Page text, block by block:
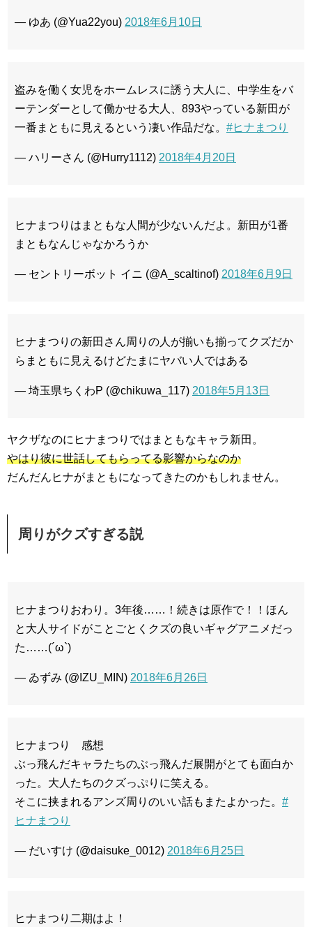
— ゆあ (@Yua22you) 2018年6月10日
盗みを働く女児をホームレスに誘う大人に、中学生をバ
ーテンダーとして働かせる大人、893やっている新田が
一番まともに見えるという凄い作品だな。 #ヒナまつり
— ハリーさん (@Hurry1112) 2018年4月20日
ヒナまつりはまともな人間が少ないんだよ。新田が1番
まともなんじゃなかろうか
— セントリーボット イニ (@A_scaltinof) 2018年6月9日
ヒナまつりの新田さん周りの人が揃いも揃ってクズだか
らまともに見えるけどたまにヤバい人ではある
— 埼玉県ちくわP (@chikuwa_117) 2018年5月13日
ヤクザなのにヒナまつりではまともなキャラ新田。
やはり彼に世話してもらってる影響からなのか
だんだんヒナがまともになってきたのかもしれません。
周りがクズすぎる説
ヒナまつりおわり。3年後……！続きは原作で！！ほん
と大人サイドがことごとくクズの良いギャグアニメだっ
た……(´ω`)
— ゐずみ (@IZU_MIN) 2018年6月26日
ヒナまつり 感想
ぶっ飛んだキャラたちのぶっ飛んだ展開がとても面白か
った。大人たちのクズっぷりに笑える。
そこに挟まれるアンズ周りのいい話もまたよかった。 #
ヒナまつり
— だいすけ (@daisuke_0012) 2018年6月25日
ヒナまつり二期はよ！